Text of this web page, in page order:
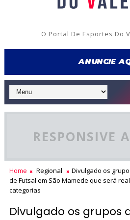
O Portal De Esportes Do
RESPONSIVE
Home Regional
Divulgado os
de Futsal em São Mamede que será
categorias
Divulgado os grupos